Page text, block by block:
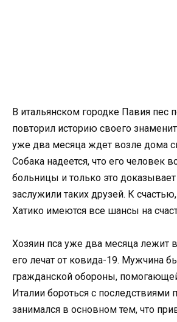
В итальянском городке Павия пес
повторил историю своего
уже два месяца ждет возле дома
Собака надеется, что его человек
больницы и только это
заслужили таких друзей. К
Хатико имеются все шансы на
Хозяин пса уже два месяца лежит
его лечат от ковида-19. Мужчина
гражданской обороны,
Италии бороться с последствиями
занимался в основном тем, что